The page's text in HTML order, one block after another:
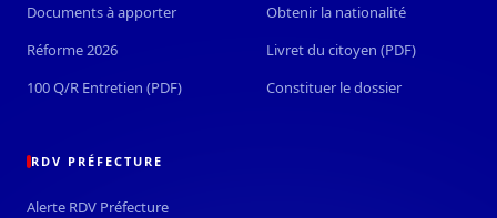
Documents à apporter
Réforme 2026
100 Q/R Entretien (PDF)
Obtenir la nationalité
Livret du citoyen (PDF)
Constituer le dossier
RDV PRÉFECTURE
Alerte RDV Préfecture